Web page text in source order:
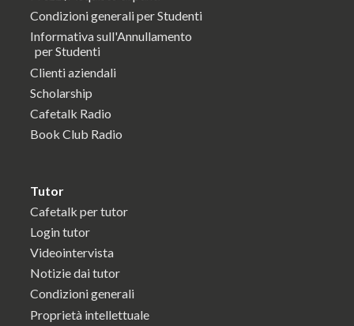
Condizioni generali per Studenti
Informativa sull'Annullamento
per Studenti
Clienti aziendali
Scholarship
Cafetalk Radio
Book Club Radio
Tutor
Cafetalk per tutor
Login tutor
Videointervista
Notizie dai tutor
Condizioni generali
Proprietà intellettuale